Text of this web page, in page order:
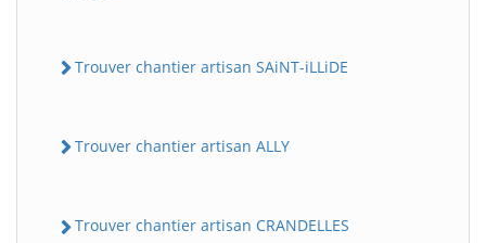
Trouver chantier artisan SAiNT-iLLiDE
Trouver chantier artisan ALLY
Trouver chantier artisan CRANDELLES